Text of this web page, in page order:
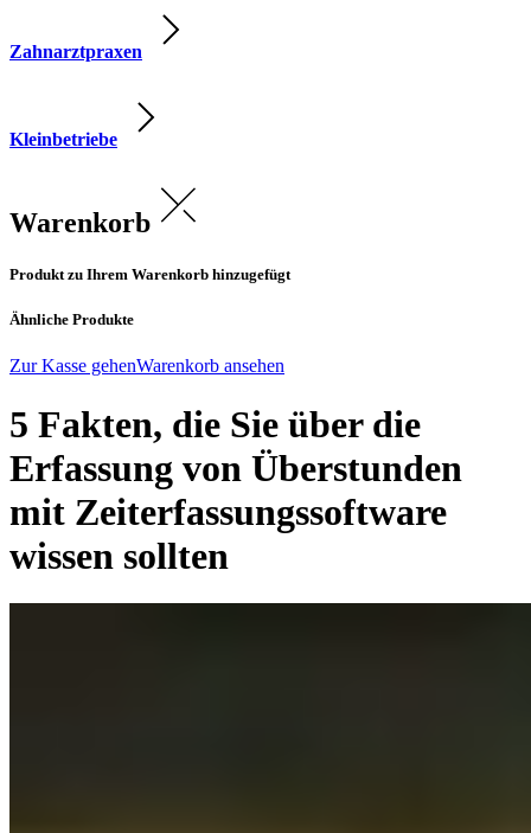
Zahnarztpraxen
Kleinbetriebe
Warenkorb
Produkt zu Ihrem Warenkorb hinzugefügt
Ähnliche Produkte
Zur Kasse gehenWarenkorb ansehen
5 Fakten, die Sie über die
Erfassung von Überstunden
mit Zeiterfassungssoftware
wissen sollten